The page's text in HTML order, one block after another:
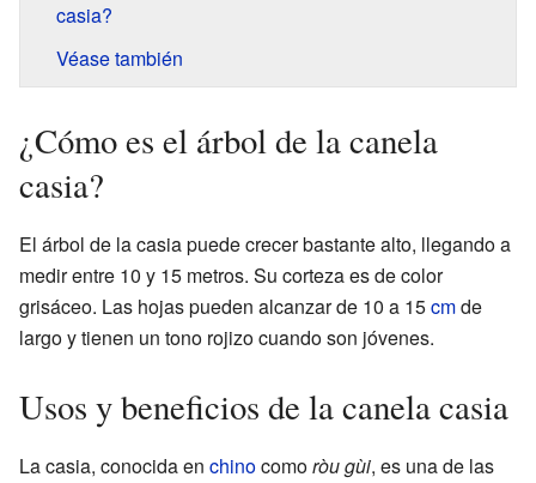
casia?
Véase también
¿Cómo es el árbol de la canela
casia?
El árbol de la casia puede crecer bastante alto, llegando a
medir entre 10 y 15 metros. Su corteza es de color
grisáceo. Las hojas pueden alcanzar de 10 a 15cmde
largo y tienen un tono rojizo cuando son jóvenes.
Usos y beneficios de la canela casia
La casia, conocida en chinocomoròu gùi, es una de las